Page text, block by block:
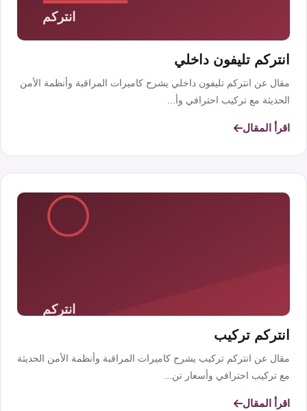
انتركم تليفون داخلي
مقال عن انتركم تليفون داخلي يشرح كاميرات المراقبة وأنظمة الأمن
الحديثة مع تركيب احترافي وأ...
اقرأ المقال
انتركم تركيب
مقال عن انتركم تركيب يشرح كاميرات المراقبة وأنظمة الأمن الحديثة
مع تركيب احترافي وأسعار تن...
اقرأ المقال